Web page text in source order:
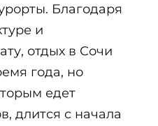
Благодаря
и
отдых в Сочи
года, но
едет
длится с начала